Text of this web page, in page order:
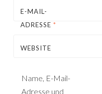
E-MAIL-
ADRESSE *
WEBSITE
Name, E-Mail-
Adresse und